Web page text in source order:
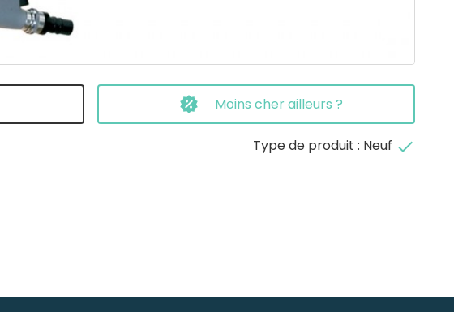
Moins cher ailleurs ?
Type de produit : Neuf done